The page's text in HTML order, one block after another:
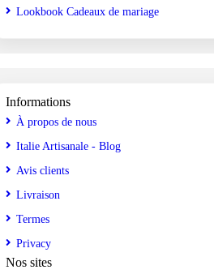
Lookbook Cadeaux de mariage
Informations
À propos de nous
Italie Artisanale - Blog
Avis clients
Livraison
Termes
Privacy
Nos sites